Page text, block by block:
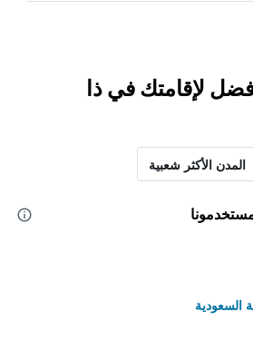
لإقامتك في ذا
المدن الأكثر شعبية
السعودية